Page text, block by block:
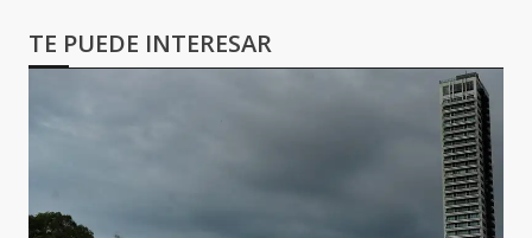
TE PUEDE INTERESAR